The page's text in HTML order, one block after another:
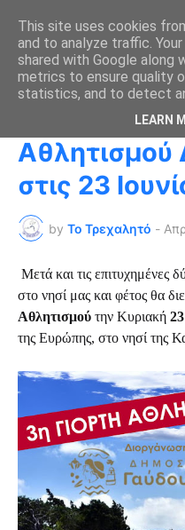
Αρχική σελίδα αγώνες
Έρχεται η
Αθλητισμού
στις 23
by Το Τρεχαλητό -
Μετά και τις επιτυχημένες
στο νησί μας και φέτος θα
Αθλητισμού την Κυριακή
της Ευρώπης, στο νησί της
This site uses cookies
and to analyze traffic.
shared with Google along
metrics to ensure quality
statistics, and to detect
LEARN